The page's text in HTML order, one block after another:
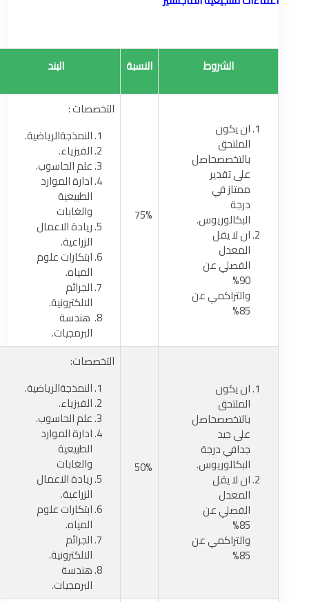
البند النسبة الشروط
التخصصات :
النمذجةالرياضية.
الفيزياء.
علم الحاسوب.
ادارة الموارد
الطبيعية
والغابات
ريادة الاعمال
الزراعية.
ابتكارات علوم
المياه.
الجرائم
الالكترونية.
هندسة
البرمجيات.
75%
ان يكون
الملتحق
بالتخصصحاصل
على تقدير
ممتاز في
درجة
البكالوريوس.
ان لا يقل
المعدل
الفصلي عن
90%
والتراكمي عن
85%
التخصصات:
النمذجةالرياضية.
الفيزياء.
علم الحاسوب.
ادارة الموارد
الطبيعية
والغابات
ريادة الاعمال
الزراعية.
ابتكارات علوم
المياه.
الجرائم
الالكترونية.
هندسة
البرمجيات.
50%
ان يكون
الملتحق
بالتخصصحاصل
على جيد
جدافي درجة
البكالوريوس.
ان لا يقل
المعدل
الفصلي عن
85%
والتراكمي عن
85%